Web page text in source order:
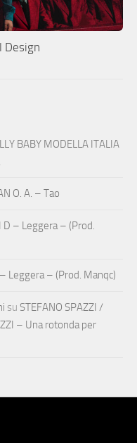
Design
BABY MODELLA ITALIA
O. A. – Tao
D – Leggera – (Prod.
Leggera – (Prod. Manqc)
su STEFANO SPAZZI /
– Una rotonda per